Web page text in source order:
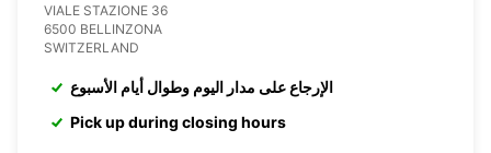
VIALE STAZIONE 36
6500 BELLINZONA
SWITZERLAND
الإرجاع على مدار اليوم وطوال أيام الأسبوع
Pick up during closing hours